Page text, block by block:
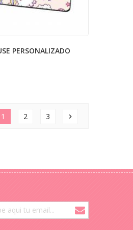
PERSONALIZADO
1 2 3 chevron_right